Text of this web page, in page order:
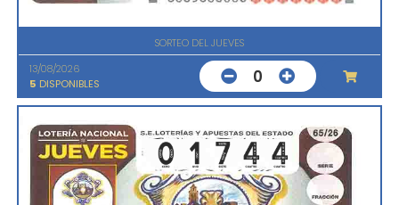
SORTEO DEL JUEVES
13/08/2026
5 DISPONIBLES 0